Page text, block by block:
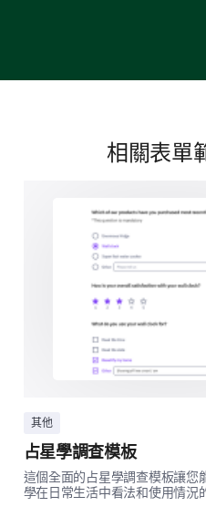
Individual
Group Classes
Postpartum
If you utilized any
please specify
Outcomes and
Rate the following
相關表單
其他
占星學調查模板
這個全面的占星學調查模板讓您
學在日常生活中看法和使用情況